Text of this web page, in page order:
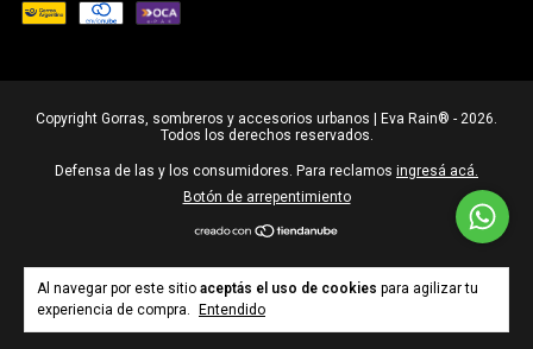
Al navegar por este sitio aceptás el uso de cookies para agilizar tu
experiencia de compra.
Entendido
Copyright Gorras, sombreros y accesorios urbanos | Eva Rain® - 2026.
Todos los derechos reservados.
Defensa de las y los consumidores. Para reclamos ingresá acá.
Botón de arrepentimiento